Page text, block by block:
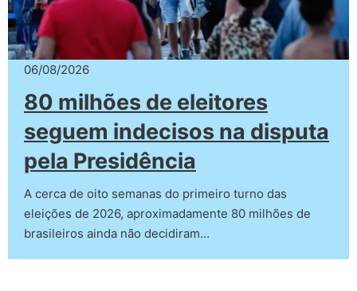
06/08/2026
80 milhões de eleitores
seguem indecisos na disputa
pela Presidência
A cerca de oito semanas do primeiro turno das
eleições de 2026, aproximadamente 80 milhões de
brasileiros ainda não decidiram…